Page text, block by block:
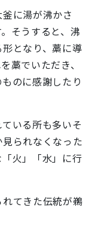
に湯が沸かさ
そうすると、沸
となり、藁に導
藁でいただき、
のに感謝したり
いる所も多いそ
られなくなった
火」「水」に行
てきた伝統が鵜